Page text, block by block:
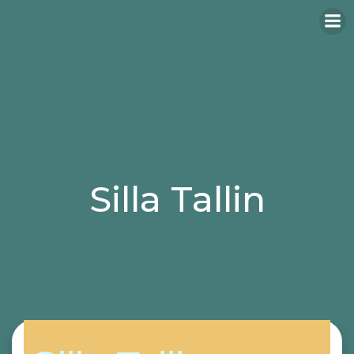
Silla Tallin